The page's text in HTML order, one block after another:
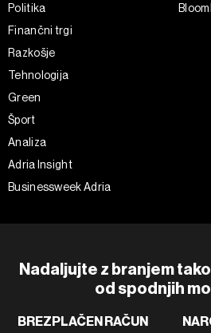
Nadaljujte z branjem
od spodnjih
BREZPLAČEN RAČUN
Politika
Finančni trgi
Razkošje
Tehnologija
Green
Šport
Analiza
Adria Insight
Businessweek Adria
Piškotki
Marketing